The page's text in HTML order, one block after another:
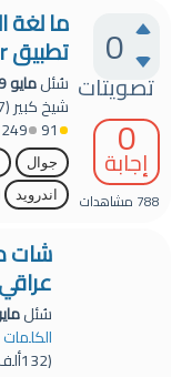
0
تصويتات
0
إجابة
788 مشاهدات
ما لغة
تطبيق app inventor ?
سُئلمايو 29، 2020
شيخ كبير(
91
249
جوال
اندرويد
شات
سُئلمايو
الكلمات
(132ألف